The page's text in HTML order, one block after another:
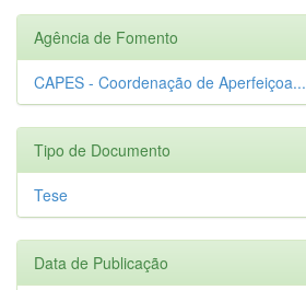
Agência de Fomento
CAPES - Coordenação de Aperfeiçoa...
Tipo de Documento
Tese
Data de Publicação